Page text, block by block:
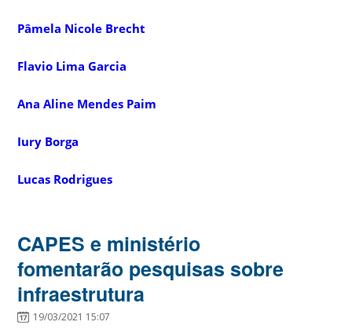
Pâmela Nicole Brecht
Flavio Lima Garcia
Ana Aline Mendes Paim
Iury Borga
Lucas Rodrigues
CAPES e ministério
fomentarão pesquisas sobre
infraestrutura
19/03/2021 15:07